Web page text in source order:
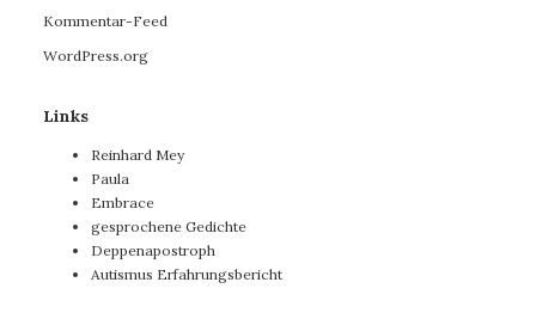
Kommentar-Feed
WordPress.org
Links
Reinhard Mey
Paula
Embrace
gesprochene Gedichte
Deppenapostroph
Autismus Erfahrungsbericht